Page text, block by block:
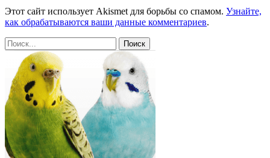
Этот сайт использует Akismet для борьбы со спамом. Узнайте,
как обрабатываются ваши данные комментариев.